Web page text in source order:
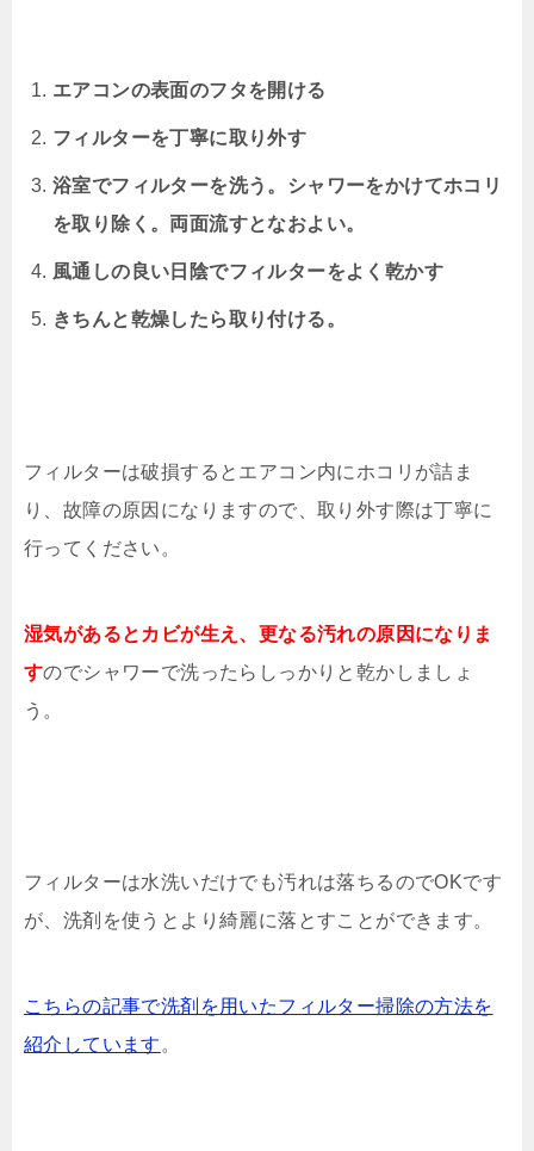
エアコンの表面のフタを開ける
フィルターを丁寧に取り外す
浴室でフィルターを洗う。シャワーをかけてホコリ
を取り除く。両面流すとなおよい。
風通しの良い日陰でフィルターをよく乾かす
きちんと乾燥したら取り付ける。
フィルターは破損するとエアコン内にホコリが詰ま
り、故障の原因になりますので、取り外す際は丁寧に
行ってください。
湿気があるとカビが生え、更なる汚れの原因になりま
すのでシャワーで洗ったらしっかりと乾かしましょ
う。
フィルターは水洗いだけでも汚れは落ちるのでOKです
が、洗剤を使うとより綺麗に落とすことができます。
こちらの記事で洗剤を用いたフィルター掃除の方法を
紹介しています 。